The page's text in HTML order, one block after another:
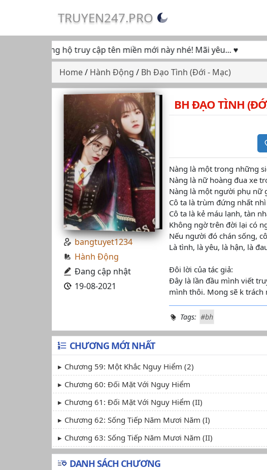
TRUYEN247.PRO
tục ủng hộ truy cập tên miền mới này nhé! Mãi yêu... ♥
Home/ Hành Động / Bh Đạo Tình (Đới - Mạc)
bangtuyet1234
Hành Động
Đang cập nhật
19-08-2021
BH ĐẠO TÌNH
Nàng là một trong những
Nàng là nữ hoàng đua xe
Nàng là một người phụ nữ
Cô ta là trùm đứng nhất
Cô ta là kẻ máu lạnh, tàn
Không ngờ trên đời lại có
Nếu người đó chán sống,
Là tình, là yêu, là hận, là
Đôi lời của tác giả:
Đây là lần đầu mình viết
mình thôi. Mong sẽ k trách
Tags: #bh
CHƯƠNG MỚI NHẤT
Chương 59: Một Khắc Nguy Hiểm (2)
Chương 60: Đối Mặt Với Nguy Hiểm
Chương 61: Đối Mặt Với Nguy Hiểm (II)
Chương 62: Sống Tiếp Năm Mươi Năm (I)
Chương 63: Sống Tiếp Năm Mươi Năm (II)
DANH SÁCH CHƯƠNG